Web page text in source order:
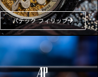
パテック フィリップ